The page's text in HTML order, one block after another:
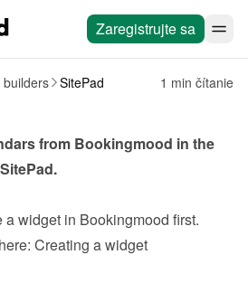
Zaregistrujte sa
builders SitePad 1 min čítanie
from Bookingmood in the
SitePad.
widget in Bookingmood first.
Creating a widget